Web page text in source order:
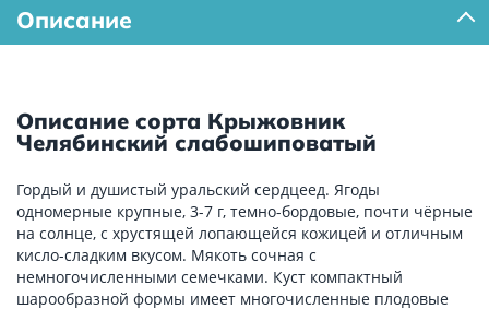
Описание
Описание сорта Крыжовник
Челябинский слабошиповатый
Гордый и душистый уральский сердцеед. Ягоды
одномерные крупные, 3-7 г, темно-бордовые, почти чёрные
на солнце, с хрустящей лопающейся кожицей и отличным
кисло-сладким вкусом. Мякоть сочная с
немногочисленными семечками. Куст компактный
шарообразной формы имеет многочисленные плодовые